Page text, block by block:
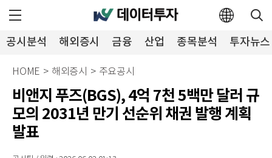
공시분석 해외증시 금융 산업 종목분석 투자뉴스
HOME > 해외증시 > 주요공시
비앤지 푸즈(BGS), 4억 7천 5백만 달러 규
모의 2031년 만기 선순위 채권 발행 계획
발표